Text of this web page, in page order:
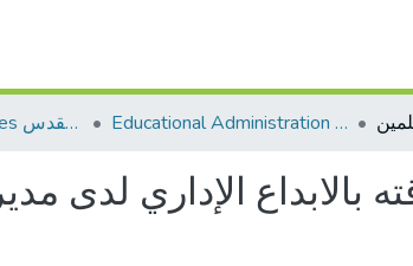
AQU Master Theses الرسائل الجامعية الخاصة بجامعة القدس Educational Administration الادارة التربوية
بالابداع الإداري